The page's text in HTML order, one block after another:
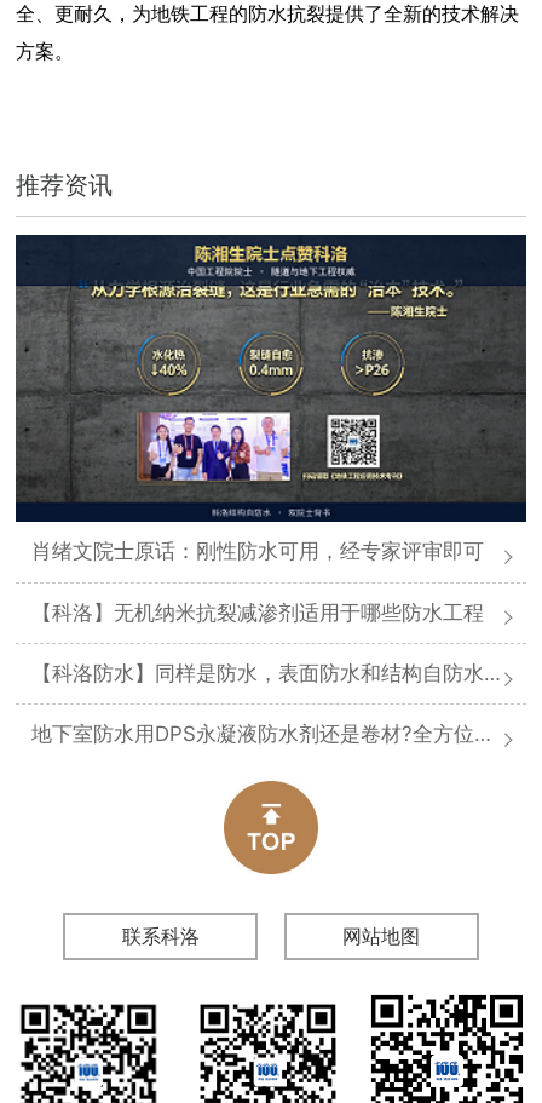
全、更耐久，为地铁工程的防水抗裂提供了全新的技术解决
方案。
推荐资讯
肖绪文院士原话：刚性防水可用，经专家评审即可
【科洛】无机纳米抗裂减渗剂适用于哪些防水工程
【科洛防水】同样是防水，表面防水和结构自防水差在哪
地下室防水用DPS永凝液防水剂还是卷材?全方位对比分析
联系科洛 网站地图